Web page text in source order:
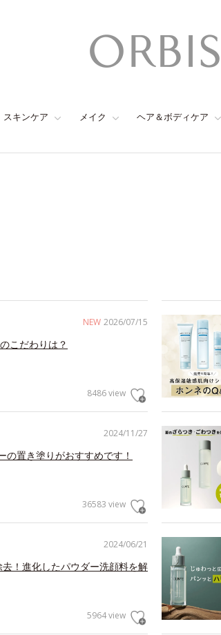
スキンケア メイク ヘア＆ボディケア
NEW 2026/07/15
こだわりは？
8486 view
2024/11/27
の置き塗りがおすすめです！
36583 view
2024/06/21
！進化したパウダー洗顔料を解
5964 view